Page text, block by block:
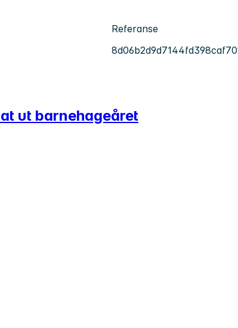
Referanse
ut barnehageåret